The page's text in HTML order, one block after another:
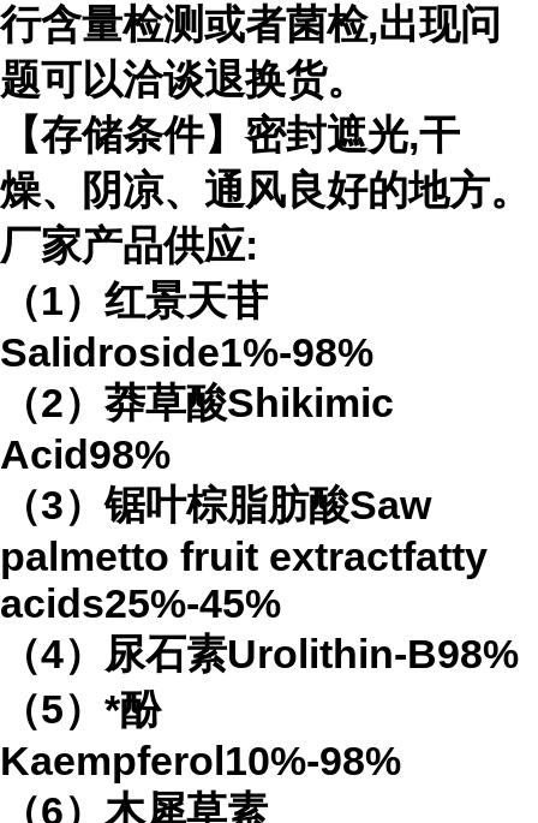
行含量检测或者菌检,出现问
题可以洽谈退换货。
【存储条件】密封遮光,干
燥、阴凉、通风良好的地方。
厂家产品供应:
（1）红景天苷
Salidroside1%-98%
（2）莽草酸Shikimic
Acid98%
（3）锯叶棕脂肪酸Saw
palmetto fruit extractfatty
acids25%-45%
（4）尿石素Urolithin-B98%
（5）*酚
Kaempferol10%-98%
（6）木犀草素